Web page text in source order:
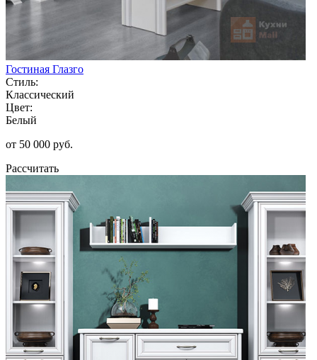
Гостиная Глазго
Стиль:
Классический
Цвет:
Белый
от 50 000 руб.
Рассчитать